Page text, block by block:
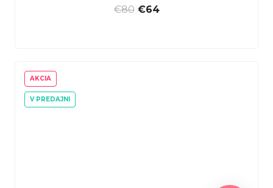
€80| €64
AKCIA
V PREDAJNI